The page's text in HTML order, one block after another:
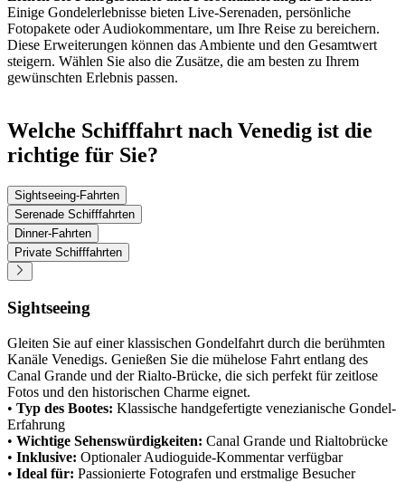
Einige Gondelerlebnisse bieten Live-Serenaden, persönliche
Fotopakete oder Audiokommentare, um Ihre Reise zu bereichern.
Diese Erweiterungen können das Ambiente und den Gesamtwert
steigern. Wählen Sie also die Zusätze, die am besten zu Ihrem
gewünschten Erlebnis passen.
Welche Schifffahrt nach Venedig ist die
richtige für Sie?
Sightseeing-Fahrten
Serenade Schifffahrten
Dinner-Fahrten
Private Schifffahrten
Sightseeing
Gleiten Sie auf einer klassischen Gondelfahrt durch die berühmten
Kanäle Venedigs. Genießen Sie die mühelose Fahrt entlang des
Canal Grande und der Rialto-Brücke, die sich perfekt für zeitlose
Fotos und den historischen Charme eignet.
• Typ des Bootes: Klassische handgefertigte venezianische Gondel-
Erfahrung
• Wichtige Sehenswürdigkeiten: Canal Grande und Rialtobrücke
• Inklusive: Optionaler Audioguide-Kommentar verfügbar
• Ideal für: Passionierte Fotografen und erstmalige Besucher